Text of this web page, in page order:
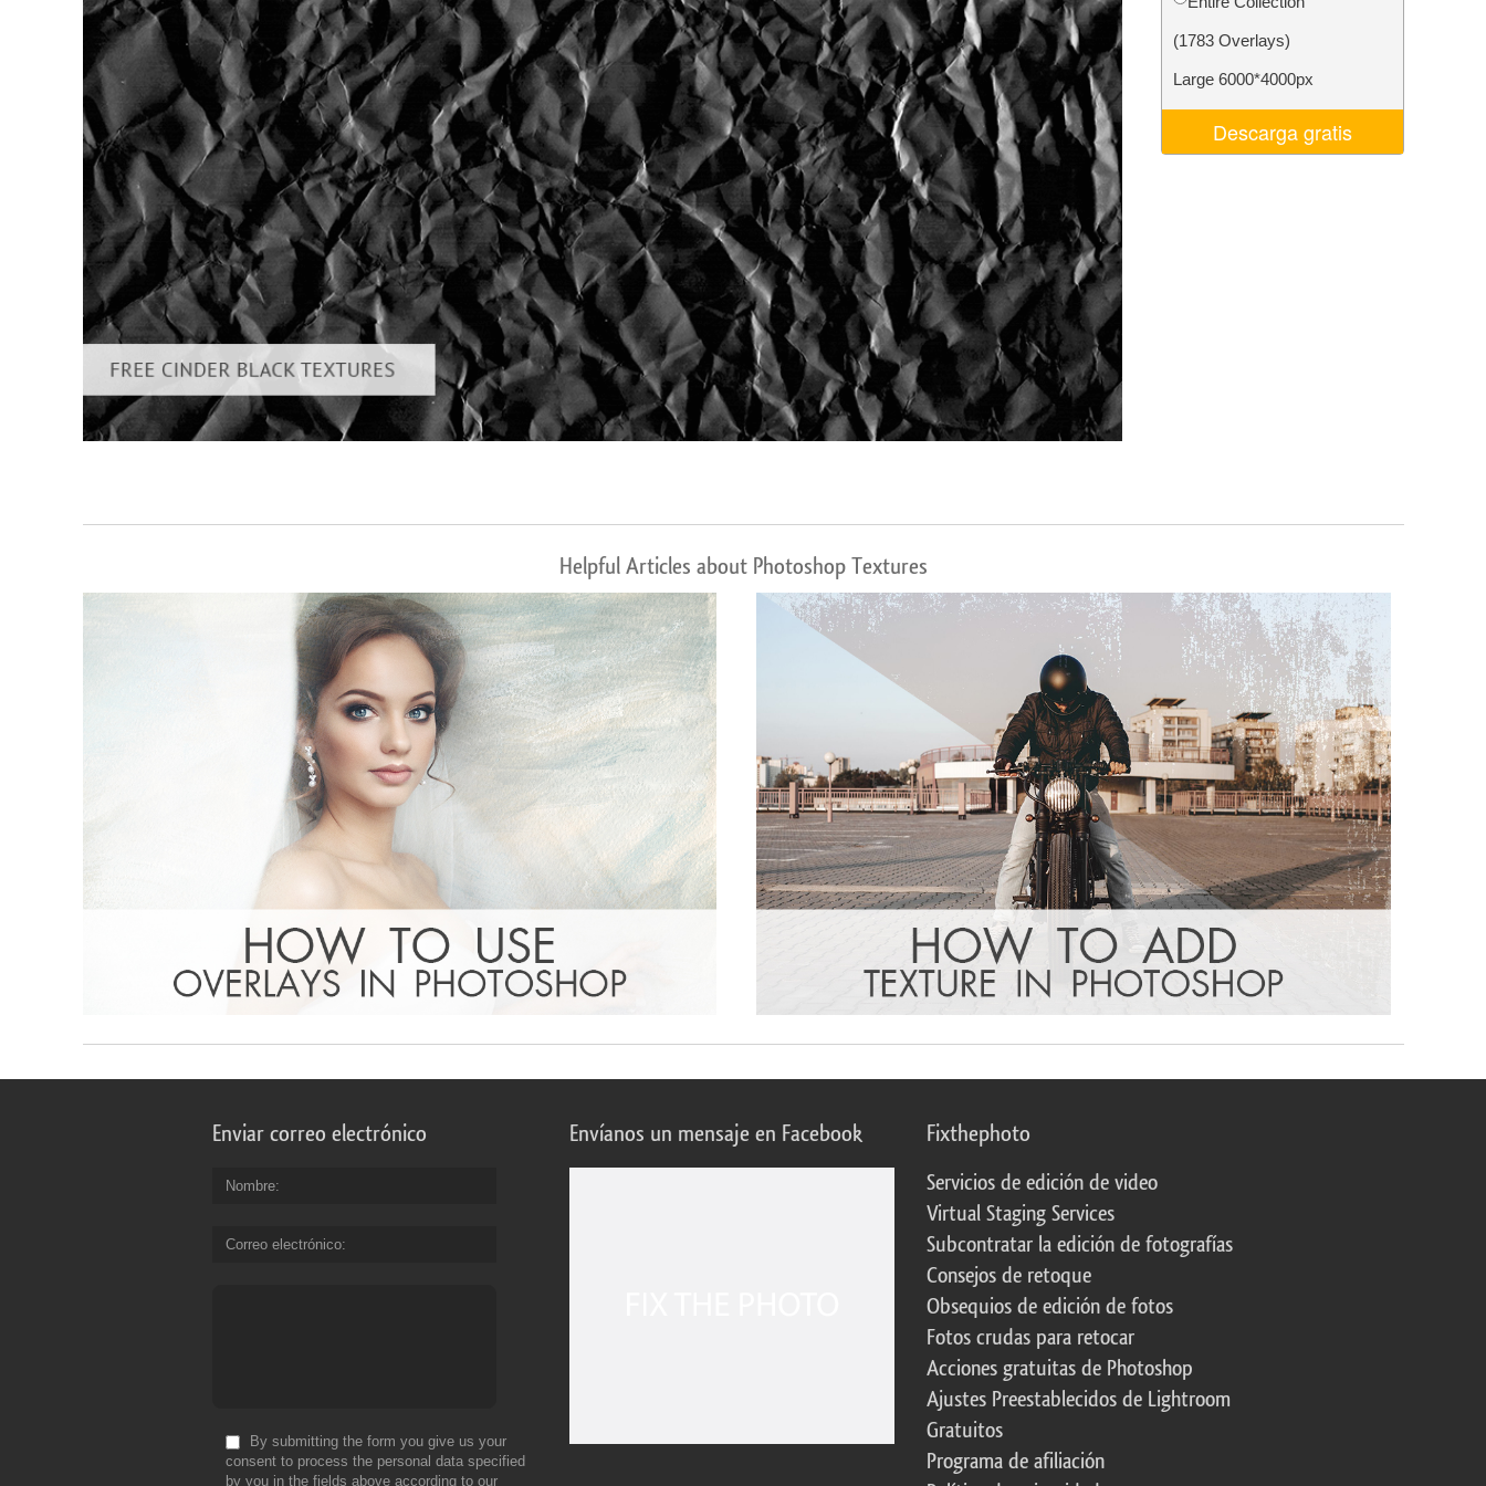
Servicios de Retoque de
Producto
Servicios de Retoque de Joyas Datos de Entrenamiento de IA Video Editing Services
(1783 Overlays)
Large 6000*4000px
Descarga gratis
Helpful Articles about Photoshop Textures
Enviar correo electrónico
Nombre
Correo electrónico
By submitting the form you give us your
consent to process the personal data specified
by you in the fields above according to our
Envíanos un mensaje en Facebook Fixthephoto
Servicios de edición de video
Virtual Staging Services
Subcontratar la edición de fotografías
Consejos de retoque
Obsequios de edición de fotos
Fotos crudas para retocar
Acciones gratuitas de Photoshop
Ajustes Preestablecidos de Lightroom
Gratuitos
Programa de afiliación